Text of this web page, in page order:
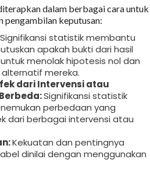
dalam berbagai cara untuk
pengambilan keputusan:
Signifikansi statistik membantu
apakah bukti dari hasil
menolak hipotesis nol dan
mereka.
dari Intervensi atau
Signifikansi statistik
perbedaan yang
dari berbagai intervensi atau
Kekuatan dan pentingnya
dinilai dengan menggunakan